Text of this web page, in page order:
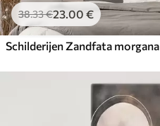
38.33€23.00 €
Schilderijen Zandfata morgana